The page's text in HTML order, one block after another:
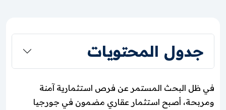
جدول المحتويات
في ظل البحث المستمر عن فرص استثمارية آمنة
ومربحة، أصبح استثمار عقاري مضمون في جورجيا